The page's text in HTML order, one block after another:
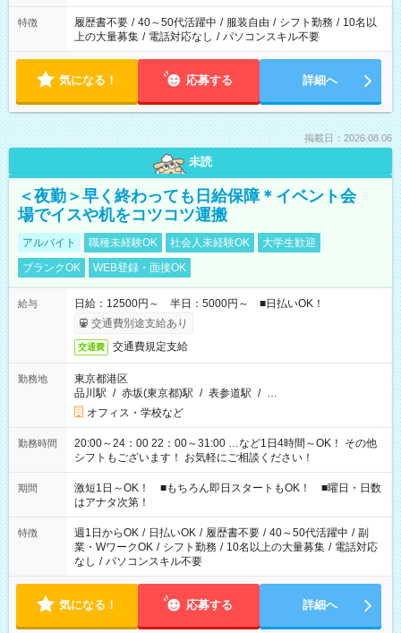
と、もう1つのお仕事の勤務時間。 合計で週40時間を超える場
合は応募できません。
特徴 履歴書不要 / 40～50代活躍中 / 服装自由 / シフト勤務 / 10名以
上の大量募集 / 電話対応なし / パソコンスキル不要
気になる！ 応募する 詳細へ
掲載日：2026.08.06
未読
＜夜勤＞早く終わっても日給保障＊イベント会
場でイスや机をコツコツ運搬
アルバイト 職種未経験OK 社会人未経験OK
大学生歓迎
ブランクOK
WEB登録・面接OK
給与
日給：12500円～ 半日：5000円～ ■日払いOK！
交通費別途支給あり
交通費 交通費規定支給
勤務地
東京都港区
品川駅 / 赤坂(東京都)駅 / 表参道駅 / …
オフィス・学校など
勤務時間
20:00～24：00 22：00～31:00 …など1日4時間～OK！ その他
シフトもございます！ お気軽にご相談ください！
期間
激短1日～OK！ ■もちろん即日スタートもOK！ ■曜日・日数
はアナタ次第！
特徴 週1日からOK / 日払いOK / 履歴書不要 / 40～50代活躍中 / 副
業・WワークOK / シフト勤務 / 10名以上の大量募集 / 電話対応
なし / パソコンスキル不要
気になる！ 応募する 詳細へ